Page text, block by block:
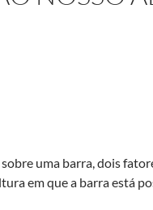
uma barra, dois
em que a barra está